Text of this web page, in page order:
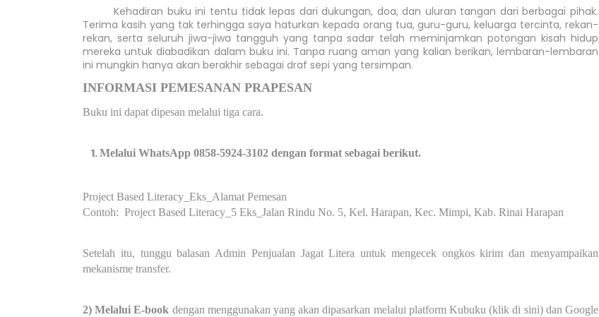
Kehadiran buku ini tentu tidak lepas dari dukungan, doa, dan uluran tangan dari berbagai pihak.
Terima kasih yang tak terhingga saya haturkan kepada orang tua, guru-guru, keluarga tercinta, rekan-
rekan, serta seluruh jiwa-jiwa tangguh yang tanpa sadar telah meminjamkan potongan kisah hidup
mereka untuk diabadikan dalam buku ini. Tanpa ruang aman yang kalian berikan, lembaran-lembaran
ini mungkin hanya akan berakhir sebagai draf sepi yang tersimpan.
INFORMASI PEMESANAN PRAPESAN
Buku ini dapat dipesan melalui tiga cara.
Melalui WhatsApp 0858-5924-3102 dengan format sebagai berikut.
Project Based Literacy_Eks_Alamat Pemesan
Contoh: Project Based Literacy_5 Eks_Jalan Rindu No. 5, Kel. Harapan, Kec. Mimpi, Kab. Rinai Harapan
Setelah itu, tunggu balasan Admin Penjualan Jagat Litera untuk mengecek ongkos kirim dan menyampaikan
mekanisme transfer.
2) Melalui E-book dengan menggunakan yang akan dipasarkan melalui platform Kubuku (klik di sini) dan Google